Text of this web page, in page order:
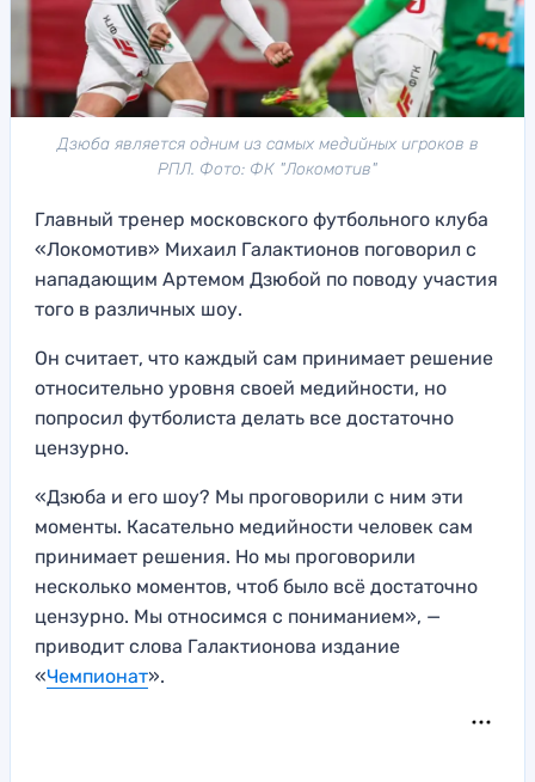
Дзюба является одним из самых медийных игроков в
РПЛ. Фото: ФК "Локомотив"
Главный тренер московского футбольного клуба
«Локомотив» Михаил Галактионов поговорил с
нападающим Артемом Дзюбой по поводу участия
того в различных шоу.
Он считает, что каждый сам принимает решение
относительно уровня своей медийности, но
попросил футболиста делать все достаточно
цензурно.
«Дзюба и его шоу? Мы проговорили с ним эти
моменты. Касательно медийности человек сам
принимает решения. Но мы проговорили
несколько моментов, чтоб было всё достаточно
цензурно. Мы относимся с пониманием», —
приводит слова Галактионова издание
«Чемпионат».